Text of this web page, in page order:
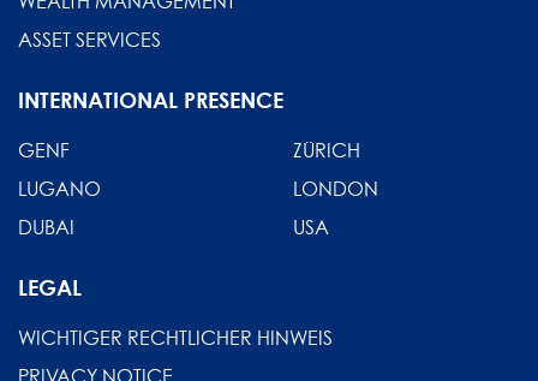
ASSET SERVICES
INTERNATIONAL PRESENCE
GENF
ZÜRICH
LUGANO
LONDON
DUBAI
USA
LEGAL
WICHTIGER RECHTLICHER HINWEIS
PRIVACY NOTICE